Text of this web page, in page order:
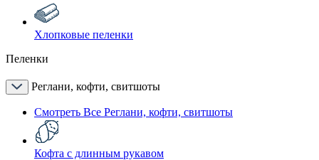
Хлопковые пеленки
Пеленки
Реглани, кофти, свитшоты
Смотреть Все Реглани, кофти, свитшоты
Кофта с длинным рукавом